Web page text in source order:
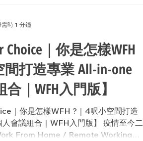
Choice｜你是怎樣WFH
間打造專業 All-in-one
｜WFH入門版】
｜你是怎樣WFH ?｜4呎小空間打造
會議組合｜WFH入門版】 疫情至今二
From Home / Remote Working，
需時 1 分鐘